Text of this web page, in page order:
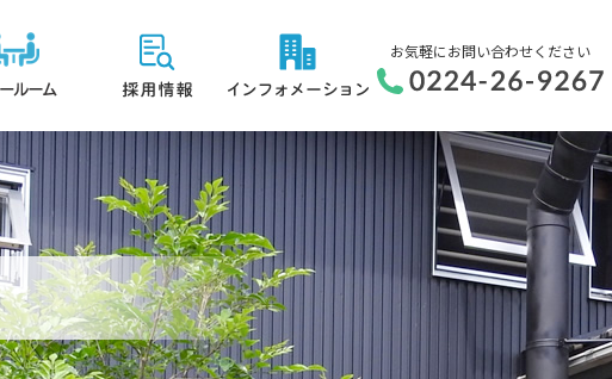
お気軽にお問い合わせください